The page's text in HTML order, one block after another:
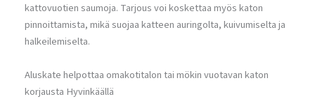
kattovuotien saumoja. Tarjous voi koskettaa myös katon
pinnoittamista, mikä suojaa katteen auringolta, kuivumiselta ja
halkeilemiselta.
Aluskate helpottaa omakotitalon tai mökin vuotavan katon
korjausta Hyvinkäällä